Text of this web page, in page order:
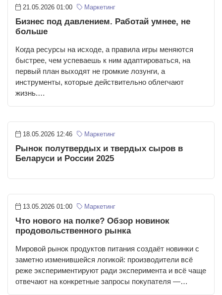
21.05.2026 01:00 Маркетинг
Бизнес под давлением. Работай умнее, не
больше
Когда ресурсы на исходе, а правила игры меняются
быстрее, чем успеваешь к ним адаптироваться, на
первый план выходят не громкие лозунги, а
инструменты, которые действительно облегчают
жизнь.…
18.05.2026 12:46 Маркетинг
Рынок полутвердых и твердых сыров в
Беларуси и России 2025
13.05.2026 01:00 Маркетинг
Что нового на полке? Обзор новинок
продовольственного рынка
Мировой рынок продуктов питания создаёт новинки с
заметно изменившейся логикой: производители всё
реже экспериментируют ради эксперимента и всё чаще
отвечают на конкретные запросы покупателя —…